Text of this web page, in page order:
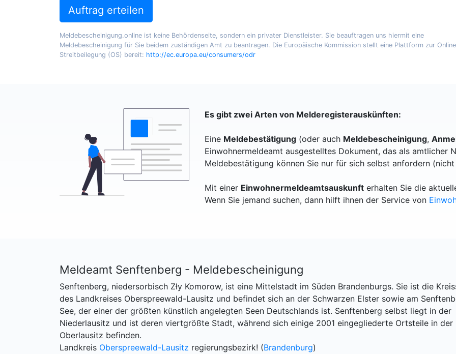
Auftrag erteilen
Meldebescheinigung.online ist keine Behördenseite, sondern ein privater Dienstleister. Sie beauftragen uns hiermit eine
Meldebescheinigung für Sie beidem zuständigen Amt zu beantragen. Die Europäische Kommission stellt eine Plattform zur
Streitbeilegung (OS) bereit: http://ec.europa.eu/consumers/odr
Es gibt zwei Arten von Melderegisterauskünften:
Eine Meldebestätigung (oder auch Meldebescheinigung,
Einwohnermeldeamt ausgestelltes Dokument, das als amtlicher
Meldebestätigung können Sie nur für sich selbst anfordern
Mit einer Einwohnermeldeamtsauskunft erhalten Sie die
Wenn Sie jemand suchen, dann hilft ihnen der Service von
Meldeamt Senftenberg - Meldebescheinigung
Senftenberg, niedersorbisch Zły Komorow, ist eine Mittelstadt im Süden Brandenburgs. Sie ist die
des Landkreises Oberspreewald-Lausitz und befindet sich an der Schwarzen Elster sowie am
See, der einer der größten künstlich angelegten Seen Deutschlands ist. Senftenberg selbst liegt in der
Niederlausitz und ist deren viertgrößte Stadt, während sich einige 2001 eingegliederte Ortsteile in der
Oberlausitz befinden.
Landkreis Oberspreewald-Lausitz regierungsbezirk! (Brandenburg)